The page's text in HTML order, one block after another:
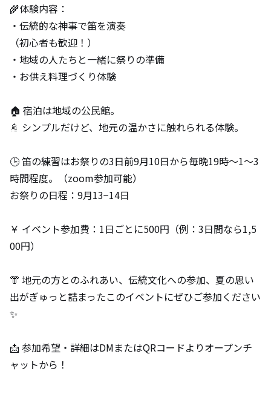
🌾体験内容：⁠
・伝統的な神事で笛を演奏
（初心者も歓迎！）⁠
・地域の人たちと一緒に祭りの準備⁠
・お供え料理づくり体験⁠
🏠 宿泊は地域の公民館。
🚿 シンプルだけど、地元の温かさに触れられる体験。⁠
🕒 笛の練習はお祭りの3日前9月10日から毎晩19時〜1〜3
時間程度。（zoom参加可能）⁠
お祭りの日程：9月13−14日
￥ イベント参加費：1日ごとに500円（例：3日間なら1,5
00円）⁠
👘 地元の方とのふれあい、伝統文化への参加、夏の思い
出がぎゅっと詰まったこのイベントにぜひご参加ください
✨
📩 参加希望・詳細はDMまたはQRコードよりオープンチ
ャットから！⁠